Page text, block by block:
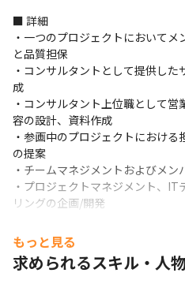
■ 詳細
・一つのプロジェクトにおいて
と品質担保
・コンサルタントとして提供し
成
・コンサルタント上位職として
容の設計、資料作成
・参画中のプロジェクトにおけ
の提案
・チームマネジメントおよびメン
・プロジェクトマネジメント、IT
リングの企画/開発
もっと見る
求められるスキル・人